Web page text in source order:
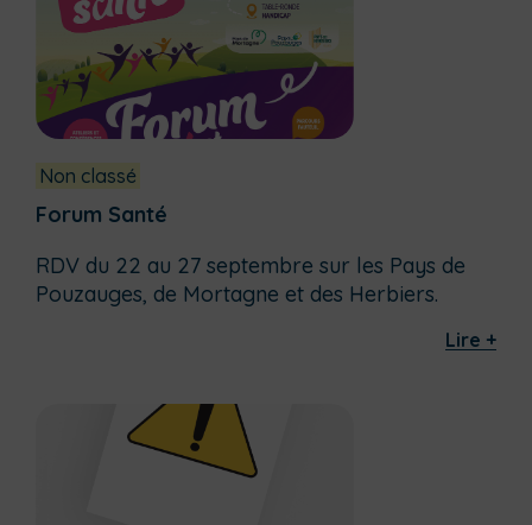
Non classé
Forum Santé
RDV du 22 au 27 septembre sur les Pays de
Pouzauges, de Mortagne et des Herbiers.
Lire +